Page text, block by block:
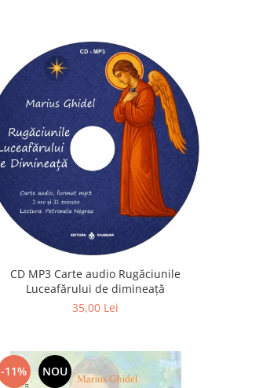
CD MP3 Carte audio Rugăciunile
Luceafărului de dimineață
35,00 Lei
-11% NOU